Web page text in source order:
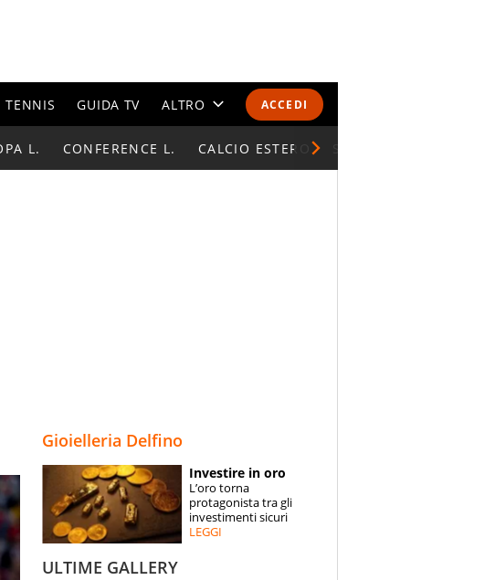
ACCEDI
TENNIS GUIDA TV ALTRO
CALENDARI E CLASSIFICHE
ESPERTI
CONTATTI
L. CONFERENCE L. CALCIO ESTERO
Gioielleria Delfino
Investire in oro
L’oro torna
protagonista tra gli
investimenti sicuri
LEGGI
ULTIME GALLERY